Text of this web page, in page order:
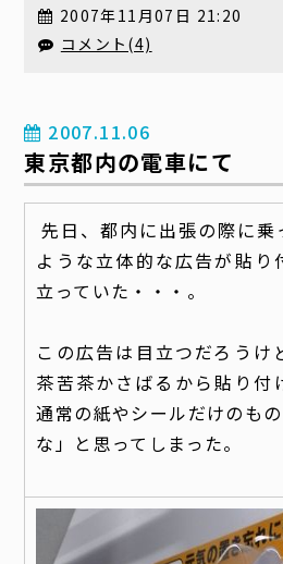
2007年11月07日 21:20
コメント(4)
2007.11.06
東京都内の電車にて
先日、都内に出張の際に乗
ような立体的な広告が貼り
立っていた・・・。
この広告は目立つだろうけ
茶苦茶かさばるから貼り付
通常の紙やシールだけのも
な」と思ってしまった。